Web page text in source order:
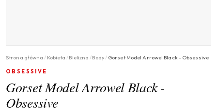
Strona główna / Kobieta /Bielizna /Body/ Gorset Model Arrowel Black - Obsessive
OBSESSIVE
Gorset Model Arrowel Black -
Obsessive